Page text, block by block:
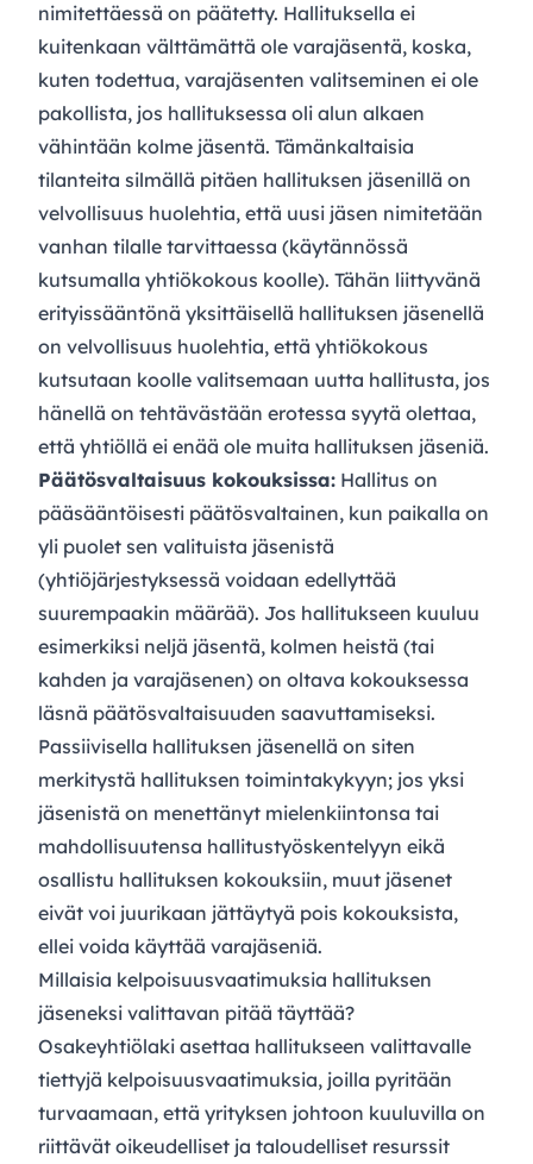
nimitettäessä on päätetty. Hallituksella ei
kuitenkaan välttämättä ole varajäsentä, koska,
kuten todettua, varajäsenten valitseminen ei ole
pakollista, jos hallituksessa oli alun alkaen
vähintään kolme jäsentä. Tämänkaltaisia
tilanteita silmällä pitäen hallituksen jäsenillä on
velvollisuus huolehtia, että uusi jäsen nimitetään
vanhan tilalle tarvittaessa (käytännössä
kutsumalla yhtiökokous koolle). Tähän liittyvänä
erityissääntönä yksittäisellä hallituksen jäsenellä
on velvollisuus huolehtia, että yhtiökokous
kutsutaan koolle valitsemaan uutta hallitusta, jos
hänellä on tehtävästään erotessa syytä olettaa,
että yhtiöllä ei enää ole muita hallituksen jäseniä.
Päätösvaltaisuus kokouksissa: Hallitus on
pääsääntöisesti päätösvaltainen, kun paikalla on
yli puolet sen valituista jäsenistä
(yhtiöjärjestyksessä voidaan edellyttää
suurempaakin määrää). Jos hallitukseen kuuluu
esimerkiksi neljä jäsentä, kolmen heistä (tai
kahden ja varajäsenen) on oltava kokouksessa
läsnä päätösvaltaisuuden saavuttamiseksi.
Passiivisella hallituksen jäsenellä on siten
merkitystä hallituksen toimintakykyyn; jos yksi
jäsenistä on menettänyt mielenkiintonsa tai
mahdollisuutensa hallitustyöskentelyyn eikä
osallistu hallituksen kokouksiin, muut jäsenet
eivät voi juurikaan jättäytyä pois kokouksista,
ellei voida käyttää varajäseniä.
Millaisia kelpoisuusvaatimuksia hallituksen
jäseneksi valittavan pitää täyttää?
Osakeyhtiölaki asettaa hallitukseen valittavalle
tiettyjä kelpoisuusvaatimuksia, joilla pyritään
turvaamaan, että yrityksen johtoon kuuluvilla on
riittävät oikeudelliset ja taloudelliset resurssit